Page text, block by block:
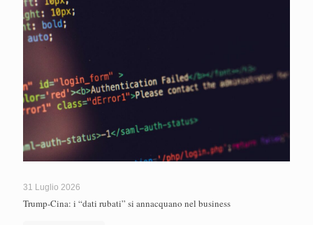
31 Luglio 2026
Trump-Cina: i “dati rubati” si annacquano nel business